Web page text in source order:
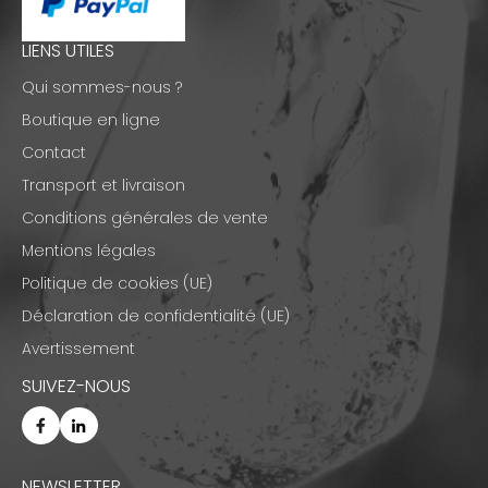
LIENS UTILES
Qui sommes-nous ?
Boutique en ligne
Contact
Transport et livraison
Conditions générales de vente
Mentions légales
Politique de cookies (UE)
Déclaration de confidentialité (UE)
Avertissement
SUIVEZ-NOUS